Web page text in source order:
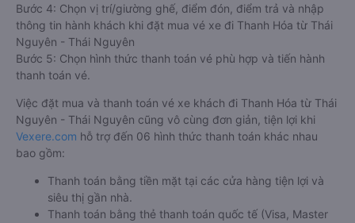
Bước 4: Chọn vị trí/giường ghế, điểm đón, điểm trả và nhập
thông tin hành khách khi đặt mua vé xe đi Thanh Hóa từ Thái
Nguyên - Thái Nguyên
Bước 5: Chọn hình thức thanh toán vé phù hợp và tiến hành
thanh toán vé.
Việc đặt mua và thanh toán vé xe khách đi Thanh Hóa từ Thái
Nguyên - Thái Nguyên cũng vô cùng đơn giản, tiện lợi khi
Vexere.com hỗ trợ đến 06 hình thức thanh toán khác nhau
bao gồm:
Thanh toán bằng tiền mặt tại các cửa hàng tiện lợi và
siêu thị gần nhà.
Thanh toán bằng thẻ thanh toán quốc tế (Visa, Master